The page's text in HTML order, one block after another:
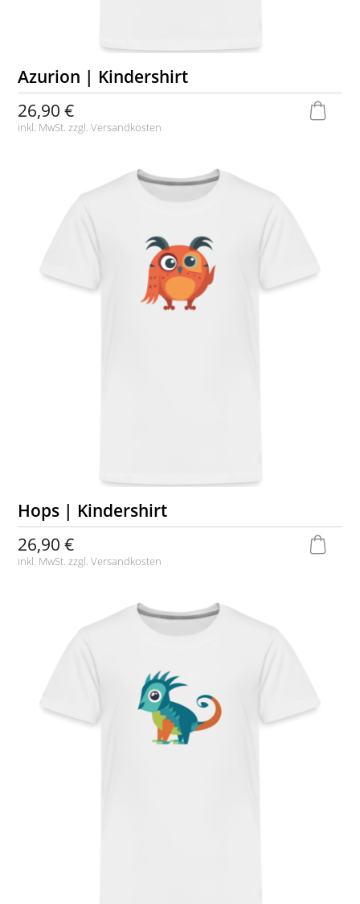
Azurion | Kindershirt
26,90 €
inkl. MwSt. zzgl.Versandkosten
Hops | Kindershirt
26,90 €
inkl. MwSt. zzgl.Versandkosten